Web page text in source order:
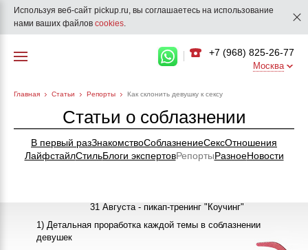
Используя веб-сайт pickup.ru, вы соглашаетесь на использование
нами ваших файлов cookies.
+7 (968) 825-26-77
Москва
Главная Статьи Репорты Как склонить девушку к сексу
Статьи о соблазнении
В первый разЗнакомствоСоблазнениеСексОтношения
ЛайфстайлСтильБлоги экспертовРепортыРазноеНовости
31 Августа - пикап-тренинг "Коучинг"
1) Детальная проработка каждой темы в соблазнении
девушек"Как познакомиться с девушкой"